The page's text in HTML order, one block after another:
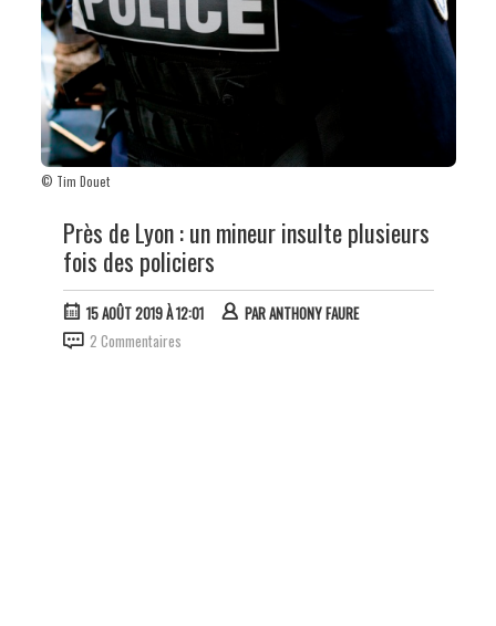
© Tim Douet
Près de Lyon : un mineur insulte plusieurs
fois des policiers
15 AOÛT 2019 À 12:01 PARANTHONY FAURE
2 Commentaires